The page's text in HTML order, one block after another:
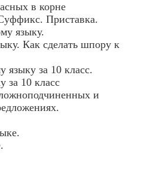
в корне
Приставка.
языку.
Как сделать шпору к
языку за 10 класс.
за 10 класс
и